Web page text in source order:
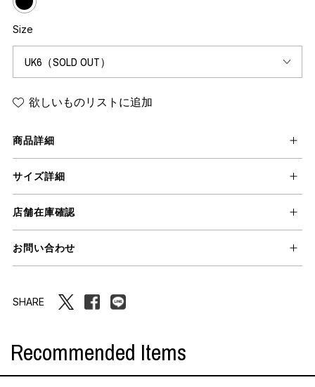
Size
欲しいものリストに追加
商品詳細
サイズ詳細
店舗在庫確認
お問い合わせ
SHARE
Recommended Items